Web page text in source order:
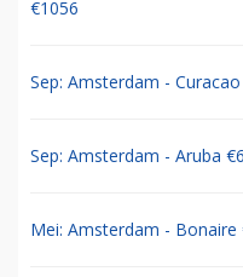
€1056
Sep: Amsterdam -
Sep: Amsterdam - Aruba
Mei: Amsterdam - Bonaire